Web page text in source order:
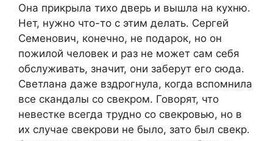
Она прикрыла тихо дверь и вышла на кухню.
Нет, нужно что-то с этим делать. Сергей
Семенович, конечно, не подарок, но он
пожилой человек и раз не может сам себя
обслуживать, значит, они заберут его сюда.
Светлана даже вздрогнула, когда вспомнила
все скандалы со свекром. Говорят, что
невестке всегда трудно со свекровью, но в
их случае свекрови не было, зато был свекр.